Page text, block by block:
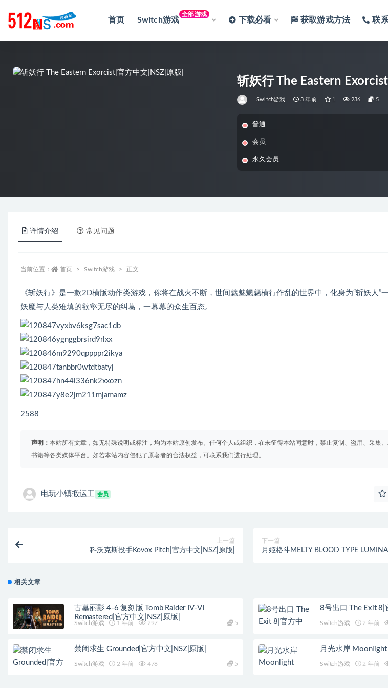
首页 Switch游戏
全部游戏
下载必看 获取游戏方法 联
斩妖行 The Eastern
Switch游戏 3 年前 1 236 5
普通
会员
永久会员
详情介绍 常见问题
当前位置： 首页 Switch游戏 正文
《斩妖行》是一款2D横版动作类游戏，你将在战火不断，世间魑魅魍魉横行作乱的世界中，化身为“斩妖人”
妖魔与人类难填的欲壑无尽的纠葛，一幕幕的众生百态。
2588
声明： 本站所有文章，如无特殊说明或标注，均为本站原创发布。任何个人或组织，在未征得本站同意时，禁止复制、盗用、采集、
书籍等各类媒体平台。如若本站内容侵犯了原著者的合法权益，可联系我们进行处理。
电玩小镇搬运工 会员
上一篇
科沃克斯投手Kovox Pitch|官方中文|NSZ|原版|
下一篇
月姬格斗MELTY BLOOD TYPE
相关文章
古墓丽影 4-6 复刻版 Tomb Raider IV-VI
Remastered|官方中文|NSZ|原版|
Switch游戏 1 年前 297 5
8号出口 The Exit 8|
Switch游戏 2 年前
禁闭求生 Grounded|官方中文|NSZ|原版|
Switch游戏 2 年前 478 5
月光水岸 Moonlight
Switch游戏 2 年前